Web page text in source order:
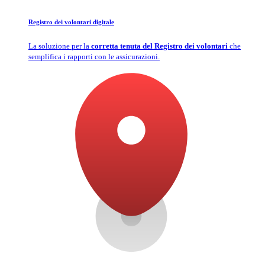
Registro dei volontari digitale
La soluzione per la corretta tenuta del Registro dei volontari che
semplifica i rapporti con le assicurazioni.